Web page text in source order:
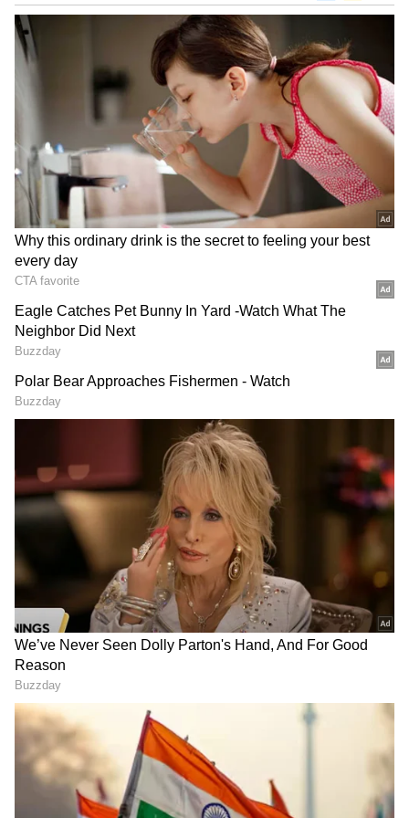
ಈಗ ನಮ್ಮದೇ ಸರ್ಕಾರ ಅಧಿಕಾರದಲ್ಲಿತ್ತು. ಇದೊಂದು ಬಾರಿ
ಅವರಿಗೆ ಅವಕಾಶ ಕೊಟ್ಟಿದ್ದರೆ ಸಾಕಷ್ಟು ಅಭಿವೃದ್ಧಿ ಕೆಲಸಗಳು
ಆಗುತ್ತಿದ್ದವು. ವಿರೋಧ ಪಕ್ಷದವರು ಗೆದ್ದರೆ ಕೆಲಸ ಕಾರ್ಯಗಳು
ನಿಧಾನಗತಿಯಲ್ಲಿ ನಡೆಯುತ್ತವೆ ಎಂದು ಬೇಸರ
ವ್ಯಕ್ತಪಡಿಸಿದರು. ನಾವು ಭಾವನಾತ್ಮಕವಾಗಿ ಮಾತನಾಡುವುದು
ಹಾಗೂ ಸುಳ್ಳು ಹೇಳುವುದನ್ನು ಕಲಿಯದಿರುವುದೇ ನಮಗೆ
ಹಿನ್ನಡೆ ಮತ್ತು ದೊಡ್ಡ ಸಮಸ್ಯೆಯಾಗಿದೆ. ಅವರಂತೆಯೇ ನಾವು
ಸುಳ್ಳು ಹೇಳಬೇಕು, ಭಾವನಾತ್ಮಕವಾಗಿ ಮಾತನಾಡಬೇಕು
ಎಂದು ಕೇಂದ್ರ ಸಚಿವ ಎಚ್‌.ಡಿ.ಕುಮಾರಸ್ವಾಮಿ ವಿರುದ್ಧ
ಕರ್ನಾಟಕ, ಭಾರತ (
ಕ್ಷಣಕ್ಷಣದ ಕನ್ನಡ ಸುದ್ದಿ (Kannada News
ಅಪ್ಡೇಟ್‌ಗಳಿಗಾಗಿ ಏಷ್ಯಾನೆಟ್ ಸುವರ್ಣ ನ್ಯೂಸ್‌ ಫಾಲೋ
Latest Kannada News
ವಿಶೇಷ ವರದಿಗಳು ಮತ್ತು ನೇರ ಪ್ರಸಾರಗಳೊಂದಿಗೆ
(kannada news live) ಸಂಪೂರ್ಣ ಮಾಹಿತಿ ಒಂದೇ
ಕ್ಲಿಕ್‌ನಲ್ಲಿ ಲಭ್ಯ. ಏಷ್ಯಾನೆಟ್ ಸುವರ್ಣ ನ್ಯೂಸ್ ಅಧಿಕೃತ
ಆ್ಯಪ್ ಡೌನ್‌ಲೋಡ್ ಮಾಡಿ ಹಾಗು ಎಲ್ಲಾ ಅಪ್‌ಡೇಟ್
ಗಳನ್ನು ಪಡೆಯಿರಿ.